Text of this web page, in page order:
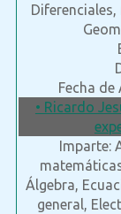
Fecha
• Ricardo
Imparte:
Álgebra,
general,